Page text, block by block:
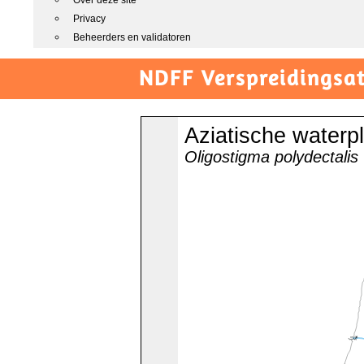
Privacy
Beheerders en validatoren
NDFF